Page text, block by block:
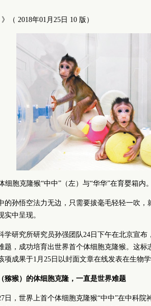
（ 2018年01月25日 10 版）
细胞克隆猴“中中”（左）与“华华”在育婴箱内
的孙悟空法力无边，只需要拔毫毛轻轻一吹
实中呈现。
学研究所研究员孙强团队24日下午在北京宣
题，成功培育出世界首个体细胞克隆猴。这
项成果于1月25日以封面文章在线发表在生物
猕猴）的体细胞克隆，一直是世界难题
日，世界上首个体细胞克隆猴“中中”在中科